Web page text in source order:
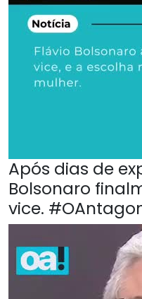
Após dias de
Bolsonaro
vice.